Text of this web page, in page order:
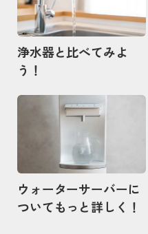
浄水器と比べてみよ
う！
ウォーターサーバーに
ついてもっと詳しく！
記事を読む